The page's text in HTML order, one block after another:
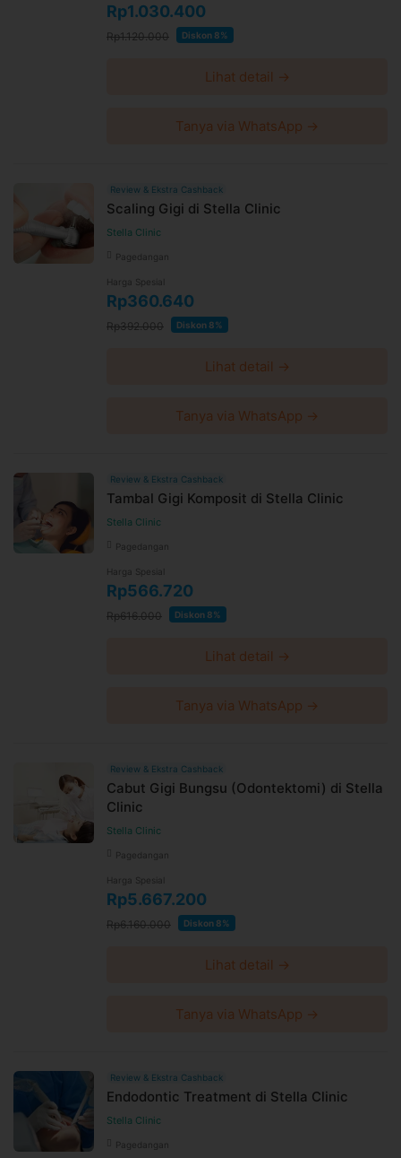
Rp1.030.400
Rp1.120.000 Diskon 8%
Lihat detail →
Tanya via WhatsApp →
Review & Ekstra Cashback
Scaling Gigi di Stella Clinic
Stella Clinic
Pagedangan
Harga Spesial
Rp360.640
Rp392.000 Diskon 8%
Lihat detail →
Tanya via WhatsApp →
Review & Ekstra Cashback
Tambal Gigi Komposit di Stella Clinic
Stella Clinic
Pagedangan
Harga Spesial
Rp566.720
Rp616.000 Diskon 8%
Lihat detail →
Tanya via WhatsApp →
Review & Ekstra Cashback
Cabut Gigi Bungsu (Odontektomi) di Stella
Clinic
Stella Clinic
Pagedangan
Harga Spesial
Rp5.667.200
Rp6.160.000 Diskon 8%
Lihat detail →
Tanya via WhatsApp →
Review & Ekstra Cashback
Endodontic Treatment di Stella Clinic
Stella Clinic
Pagedangan